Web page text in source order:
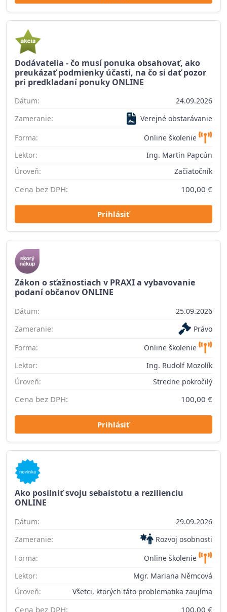
Dodávatelia - čo musí ponuka obsahovať, ako
preukázať podmienky účasti, na čo si dať pozor
pri predkladaní ponuky ONLINE
Dátum:
24.09.2026
Zameranie:
Verejné obstarávanie
Forma:
Online školenie
Lektor:
Ing. Martin Papcún
Úroveň:
Začiatočník
Cena bez DPH: 100,00 €
Prihlásiť
Zákon o sťažnostiach v PRAXI a vybavovanie
podaní občanov ONLINE
Dátum:
25.09.2026
Zameranie:
Právo
Forma:
Online školenie
Lektor:
Ing. Rudolf Mozolík
Úroveň:
Stredne pokročilý
Cena bez DPH: 100,00 €
Prihlásiť
Ako posilniť svoju sebaistotu a rezilienciu
ONLINE
Dátum:
29.09.2026
Zameranie:
Rozvoj osobnosti
Forma:
Online školenie
Lektor:
Mgr. Mariana Němcová
Úroveň:
Všetci, ktorých táto problematika zaujíma
Cena bez DPH: 100,00 €